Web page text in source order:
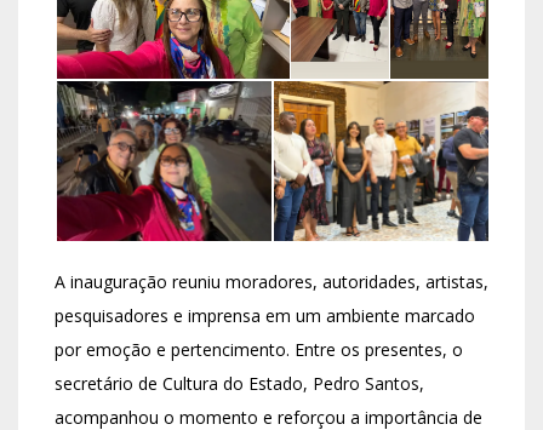
A inauguração reuniu moradores, autoridades, artistas,
pesquisadores e imprensa em um ambiente marcado
por emoção e pertencimento. Entre os presentes, o
secretário de Cultura do Estado, Pedro Santos,
acompanhou o momento e reforçou a importância de